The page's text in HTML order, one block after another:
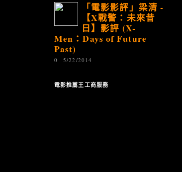
「電影影評」梁清 -
【X戰警：未來昔
日】影評 (X-
Men：Days of Future
Past)
0 5/22/2014
電影推薦王工商服務